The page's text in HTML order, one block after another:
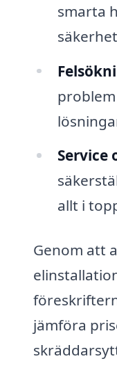
smarta
Service
allt i
Genom att
jämföra